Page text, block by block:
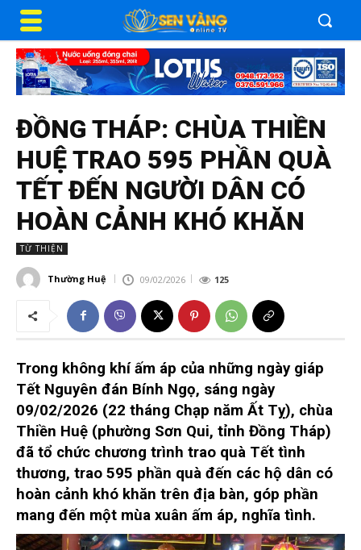
ĐỒNG THÁP: CHÙA THIỀN
HUỆ TRAO 595 PHẦN QUÀ
TẾT ĐẾN NGƯỜI DÂN CÓ
HOÀN CẢNH KHÓ KHĂN
TỪ THIỆN
Thường Huệ 09/02/2026 125
Trong không khí ấm áp của những ngày giáp
Tết Nguyên đán Bính Ngọ, sáng ngày
09/02/2026 (22 tháng Chạp năm Ất Tỵ), chùa
Thiền Huệ (phường Sơn Qui, tỉnh Đồng Tháp)
đã tổ chức chương trình trao quà Tết tình
thương, trao 595 phần quà đến các hộ dân có
hoàn cảnh khó khăn trên địa bàn, góp phần
mang đến một mùa xuân ấm áp, nghĩa tình.